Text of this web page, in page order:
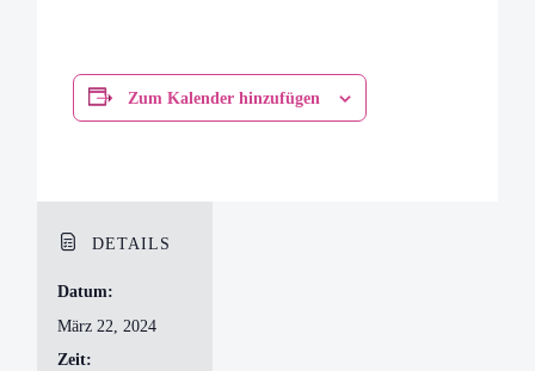
Zum Kalender hinzufügen
DETAILS
Datum:
März 22, 2024
Zeit: